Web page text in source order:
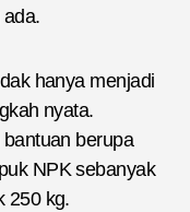
hanya menjadi
nyata.
berupa
NPK sebanyak
250 kg.